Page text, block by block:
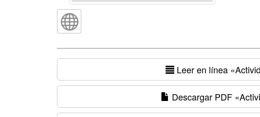
Leer en línea
Descargar PDF